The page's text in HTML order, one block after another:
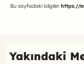
Referans
Bu sayfadaki bilgilerhttps://
Yakındaki